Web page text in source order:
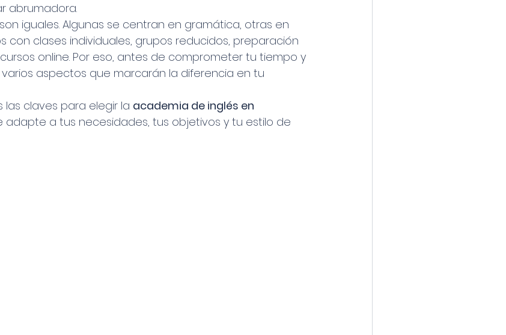
abrumadora.
iguales. Algunas se centran en gramática, otras en
con clases individuales, grupos reducidos, preparación
online. Por eso, antes de comprometer tu tiempo y
aspectos que marcarán la diferencia en tu
claves para elegir la academia de inglés en
adapte a tus necesidades, tus objetivos y tu estilo de